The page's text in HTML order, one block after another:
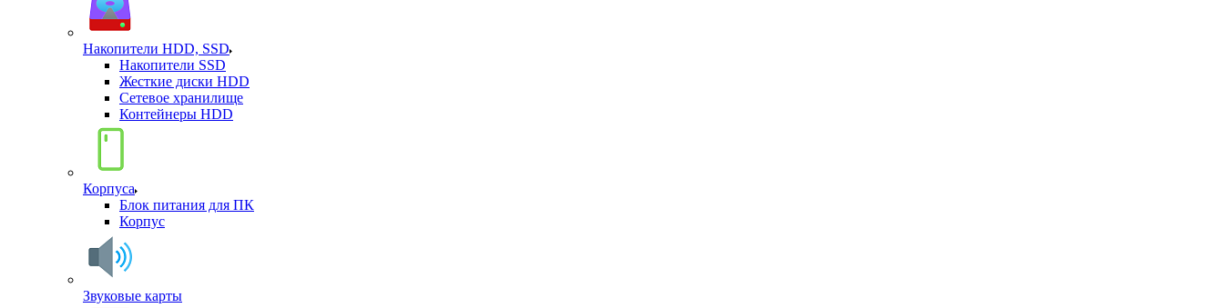
Накопители HDD, SSD
Накопители SSD
Жесткие диски HDD
Сетевое хранилище
Контейнеры HDD
Корпуса
Блок питания для ПК
Корпус
Звуковые карты